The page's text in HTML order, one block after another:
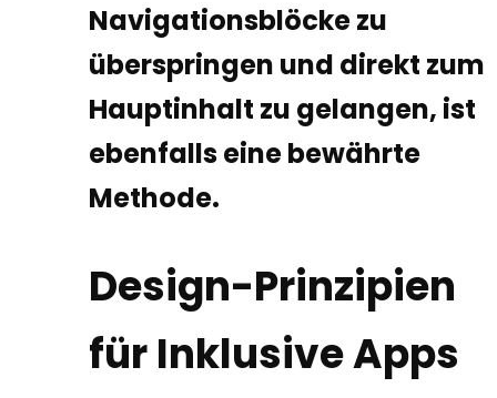
Navigationsblöcke zu
überspringen und direkt zum
Hauptinhalt zu gelangen, ist
ebenfalls eine bewährte
Methode.
Design-Prinzipien
für Inklusive Apps